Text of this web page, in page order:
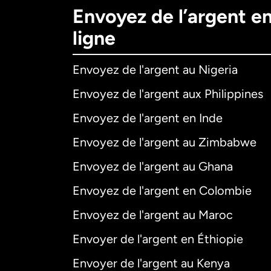
Envoyez de l’argent
ligne
Envoyez de l'argent au Nigeria
Envoyez de l'argent aux Philippines
Envoyez de l'argent en Inde
Envoyez de l'argent au Zimbabwe
Envoyez de l'argent au Ghana
Envoyez de l'argent en Colombie
Envoyez de l'argent au Maroc
Envoyer de l'argent en Éthiopie
Envoyer de l'argent au Kenya